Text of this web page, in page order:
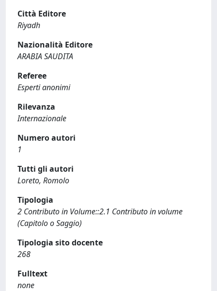
Città Editore
Riyadh
Nazionalità Editore
ARABIA SAUDITA
Referee
Esperti anonimi
Rilevanza
Internazionale
Numero autori
1
Tutti gli autori
Loreto, Romolo
Tipologia
2 Contributo in Volume::2.1 Contributo in volume
(Capitolo o Saggio)
Tipologia sito docente
268
Fulltext
none